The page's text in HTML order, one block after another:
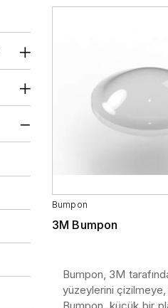
Bumpon
3M Bumpon
Bumpon, 3M
yüzeylerini çizilmeye,